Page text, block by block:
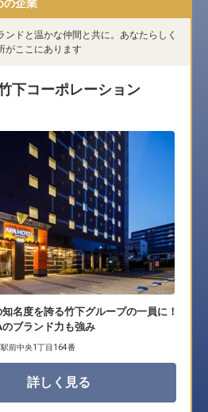
問
泊業界情報コラム
用をお考えの企業様へ
の企業
ンドと温かな仲間と共に。あなたらしく
がここにあります
下コーポレーション
名度を誇る竹下グループの一員に！
ブランド力も強み
前中央1丁目164番
詳しく見る